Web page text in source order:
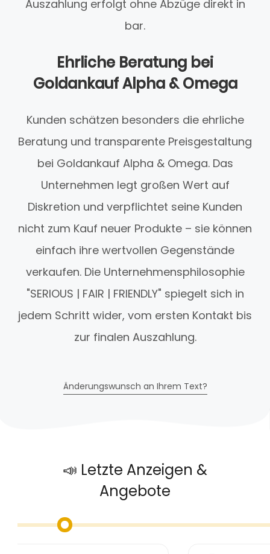
Auszahlung erfolgt ohne Abzüge direkt in
bar.
Ehrliche Beratung bei
Goldankauf Alpha & Omega
Kunden schätzen besonders die ehrliche
Beratung und transparente Preisgestaltung
bei Goldankauf Alpha & Omega. Das
Unternehmen legt großen Wert auf
Diskretion und verpflichtet seine Kunden
nicht zum Kauf neuer Produkte – sie können
einfach ihre wertvollen Gegenstände
verkaufen. Die Unternehmensphilosophie
"SERIOUS | FAIR | FRIENDLY" spiegelt sich in
jedem Schritt wider, vom ersten Kontakt bis
zur finalen Auszahlung.
Änderungswunsch an Ihrem Text?